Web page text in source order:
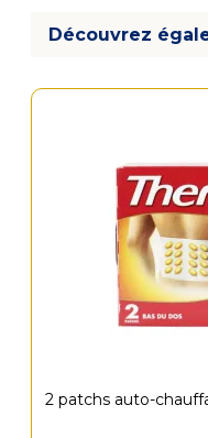
Découvrez
2 patchs auto-